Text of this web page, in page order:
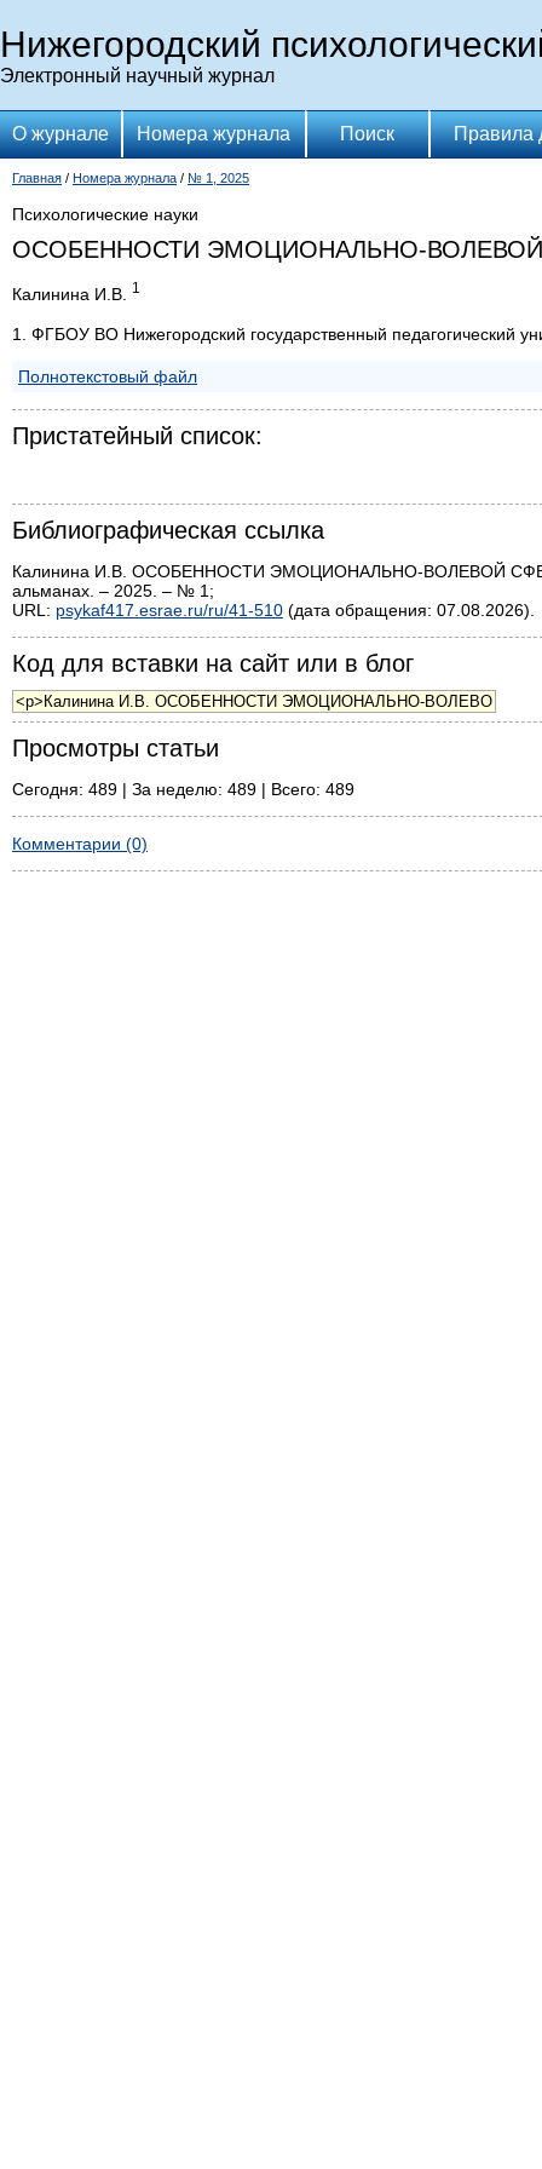
Нижегородский
Электронный научный журнал
О журнале Номера журнала Поиск Правила
Главная / Номера журнала / № 1, 2025
Психологические науки
ОСОБЕННОСТИ ЭМОЦИОНАЛЬНО-
Калинина И.В. 1
1. ФГБОУ ВО Нижегородский государственный педагогический
Полнотекстовый файл
Пристатейный список:
Библиографическая ссылка
Калинина И.В. ОСОБЕННОСТИ ЭМОЦИОНАЛЬНО-ВОЛЕВОЙ
альманах. – 2025. – № 1;
URL: psykaf417.esrae.ru/ru/41-510 (дата обращения: 07.08.2026).
Код для вставки на сайт или в блог
Просмотры статьи
Сегодня: 489 | За неделю: 489 | Всего: 489
Комментарии (0)